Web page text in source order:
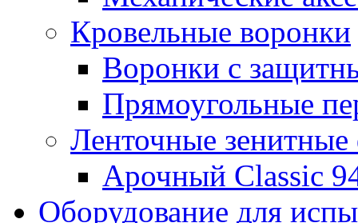
Кровельные воронки
Воронки с
Прямоугольные
Ленточные
Арочный Classic
Оборудование для